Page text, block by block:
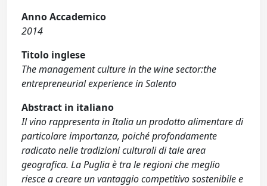
Anno Accademico
2014
Titolo inglese
The management culture in the wine sector:the
entrepreneurial experience in Salento
Abstract in italiano
Il vino rappresenta in Italia un prodotto alimentare di
particolare importanza, poiché profondamente
radicato nelle tradizioni culturali di tale area
geografica. La Puglia è tra le regioni che meglio
riesce a creare un vantaggio competitivo sostenibile e